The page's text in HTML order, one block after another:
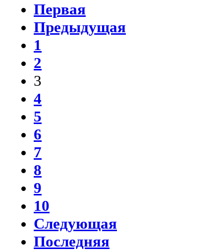
Первая
Предыдущая
1
2
3
4
5
6
7
8
9
10
Следующая
Последняя